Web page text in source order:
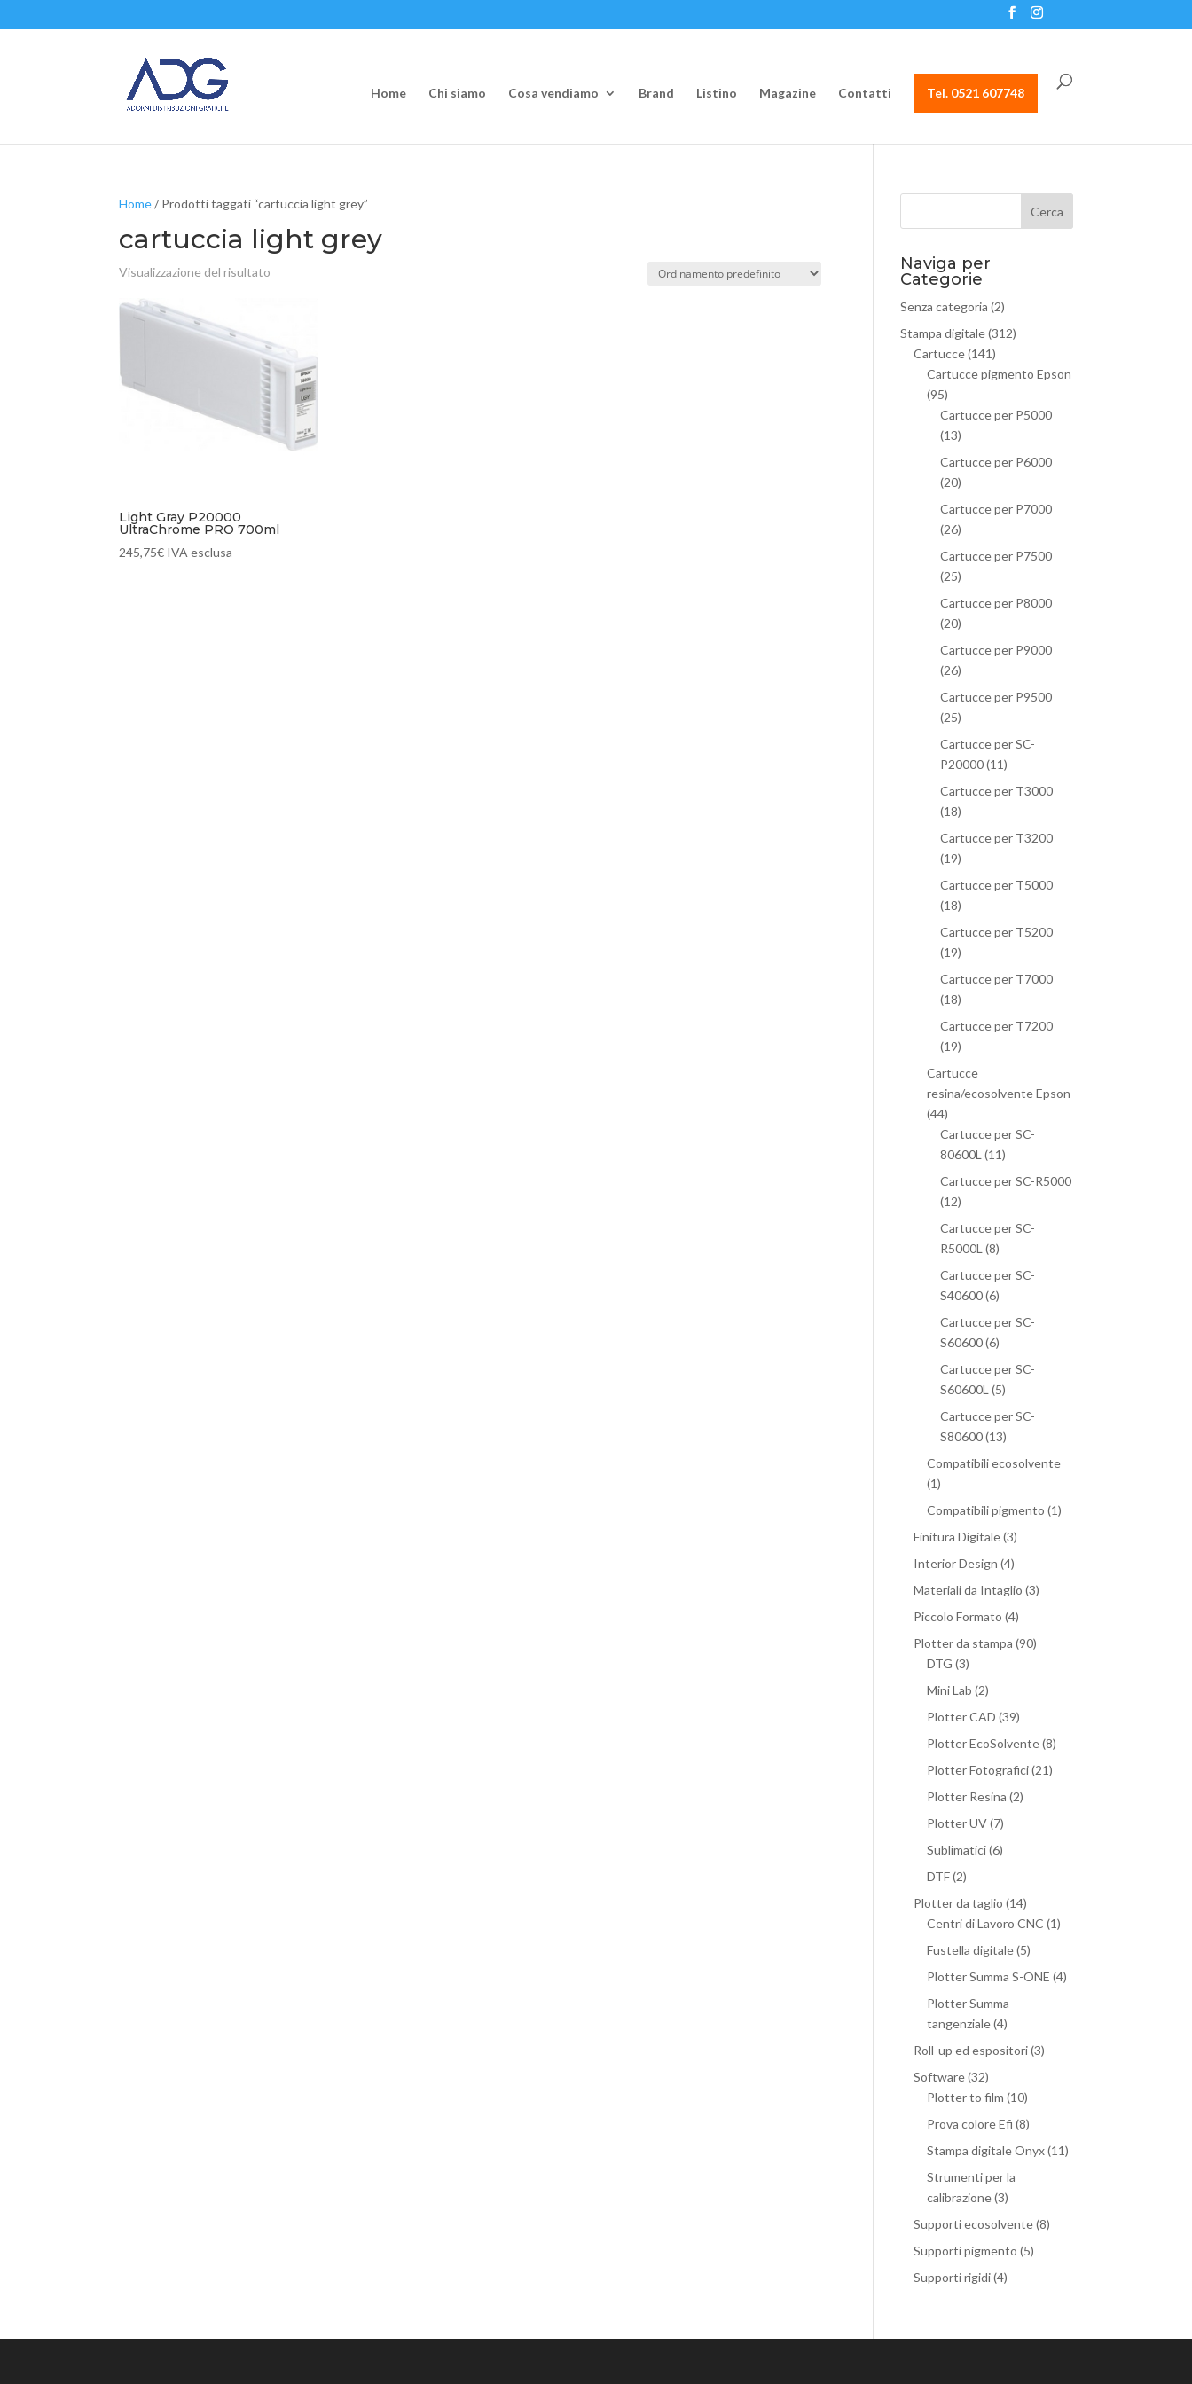
Home Chi siamo Cosa vendiamo Brand Listino Magazine Contatti Tel. 0521 607748
Home/ Prodotti taggati “cartuccia light grey”
cartuccia light grey
Visualizzazione del risultato
Light Gray P20000
UltraChrome PRO 700ml
245,75€ IVA esclusa
Naviga per
Categorie
Senza categoria (2)
Stampa digitale(312)
Cartucce(141)
Cartucce pigmento Epson
(95)
Cartucce per P5000
(13)
Cartucce per P6000
(20)
Cartucce per P7000
(26)
Cartucce per P7500
(25)
Cartucce per P8000
(20)
Cartucce per P9000
(26)
Cartucce per P9500
(25)
Cartucce per SC-
P20000(11)
Cartucce per T3000
(18)
Cartucce per T3200
(19)
Cartucce per T5000
(18)
Cartucce per T5200
(19)
Cartucce per T7000
(18)
Cartucce per T7200
(19)
Cartucce
resina/ecosolvente Epson
(44)
Cartucce per SC-
80600L (11)
Cartucce per SC-R5000
(12)
Cartucce per SC-
R5000L (8)
Cartucce per SC-
S40600(6)
Cartucce per SC-
S60600(6)
Cartucce per SC-
S60600L (5)
Cartucce per SC-
S80600(13)
Compatibili ecosolvente
(1)
Compatibili pigmento (1)
Finitura Digitale(3)
Interior Design (4)
Materiali da Intaglio (3)
Piccolo Formato (4)
Plotter da stampa (90)
DTG (3)
Mini Lab (2)
Plotter CAD (39)
Plotter EcoSolvente(8)
Plotter Fotografici(21)
Plotter Resina (2)
Plotter UV(7)
Sublimatici(6)
DTF(2)
Plotter da taglio (14)
Centri di Lavoro CNC (1)
Fustella digitale(5)
Plotter Summa S-ONE (4)
Plotter Summa
tangenziale(4)
Roll-up ed espositori(3)
Software(32)
Plotter to film (10)
Prova colore Efi (8)
Stampa digitale Onyx(11)
Strumenti per la
calibrazione(3)
Supporti ecosolvente(8)
Supporti pigmento (5)
Supporti rigidi(4)